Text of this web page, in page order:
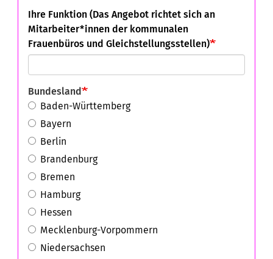
Ihre Funktion (Das Angebot richtet sich an
Mitarbeiter*innen der kommunalen
Frauenbüros und Gleichstellungsstellen)
Bundesland
Baden-Württemberg
Bayern
Berlin
Brandenburg
Bremen
Hamburg
Hessen
Mecklenburg-Vorpommern
Niedersachsen